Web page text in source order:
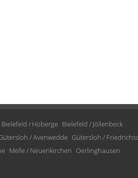
Bielefeld / Hoberge Bielefeld / Jöllenbeck
/ Avenwedde Gütersloh /
Melle / Neuenkirchen Oerlinghausen